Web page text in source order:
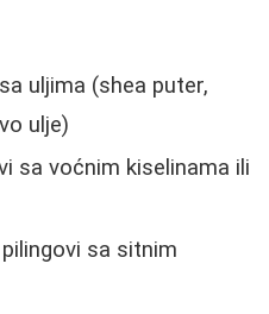
uljima (shea puter,
ulje)
sa voćnim kiselinama ili
pilingovi sa sitnim